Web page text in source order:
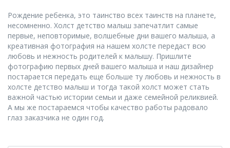
Рождение ребенка, это таинство всех таинств на планете,
несомненно. Холст детство малыш запечатлит самые
первые, неповторимые, волшебные дни вашего малыша, а
креативная фотография на нашем холсте передаст всю
любовь и нежность родителей к малышу. Пришлите
фотографию первых дней вашего малыша и наш дизайнер
постарается передать еще больше ту любовь и нежность в
холсте детство малыш и тогда такой холст может стать
важной частью истории семьи и даже семейной реликвией.
А мы же постараемся чтобы качество работы радовало
глаз заказчика не один год.